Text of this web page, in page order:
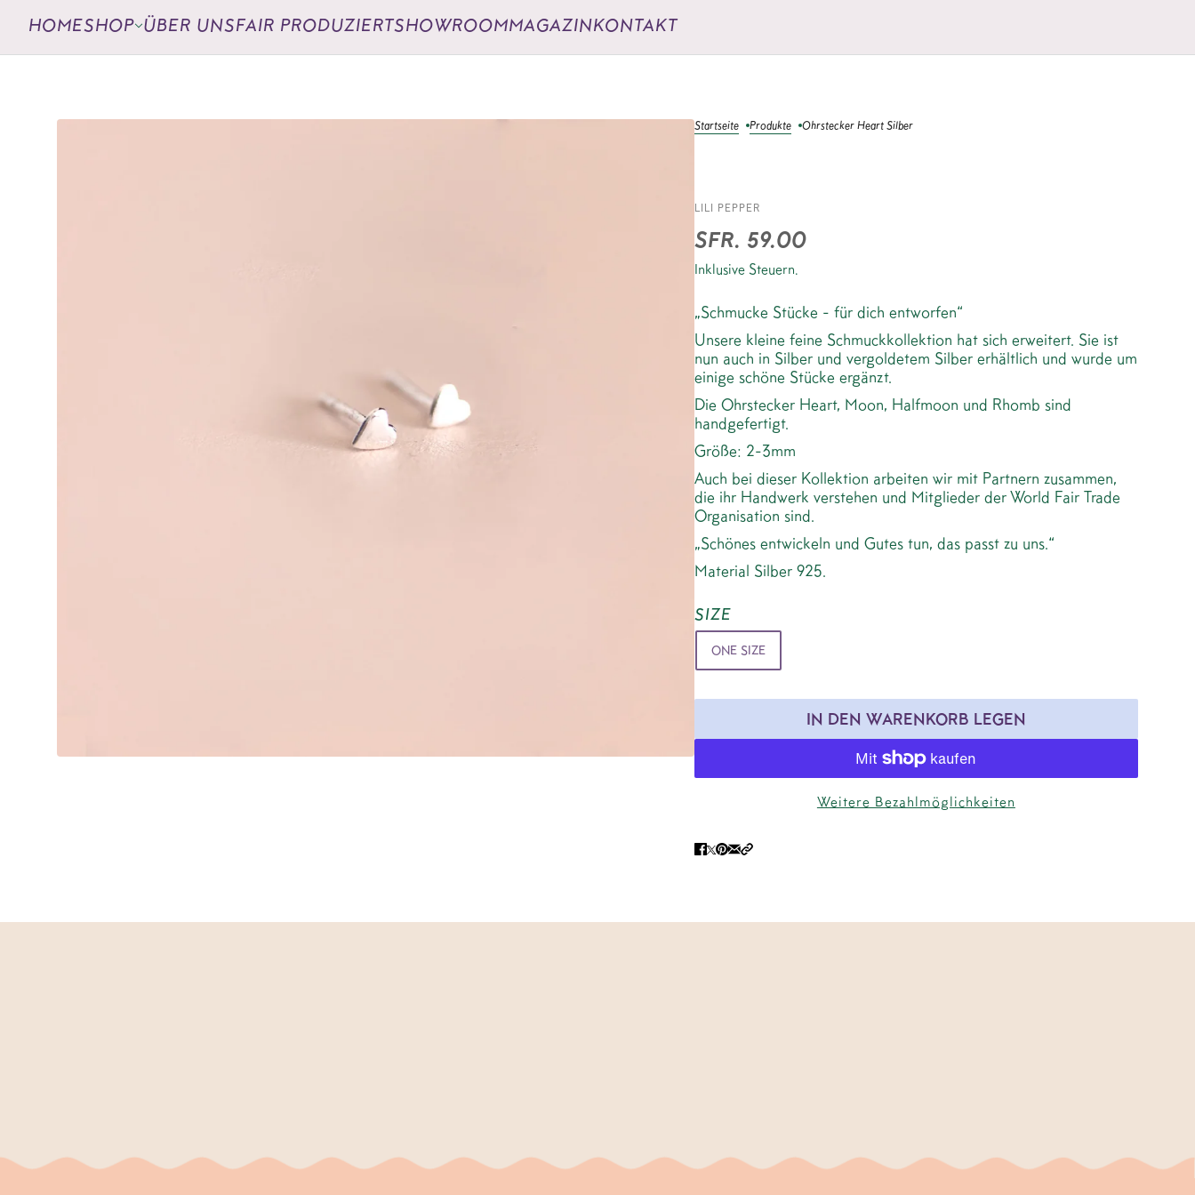
HOMESHOP ÜBER UNSFAIR PRODUZIERTSHOWROOMMAGAZINKONTAKT
Startseite Produkte Ohrstecker Heart Silber
OHRSTECKER HEART SILBER
LILI PEPPER
SFR. 59.00
Inklusive Steuern.
„Schmucke Stücke - für dich entworfen“
Unsere kleine feine Schmuckkollektion hat sich erweitert. Sie ist
nun auch in Silber und vergoldetem Silber erhältlich und wurde um
einige schöne Stücke ergänzt.
Die Ohrstecker Heart, Moon, Halfmoon und Rhomb sind
handgefertigt.
Größe: 2-3mm
Auch bei dieser Kollektion arbeiten wir mit Partnern zusammen,
die ihr Handwerk verstehen und Mitglieder der World Fair Trade
Organisation sind.
„Schönes entwickeln und Gutes tun, das passt zu uns.“
Material Silber 925.
SIZE
ONE SIZE
IN DEN WARENKORB LEGEN
Weitere Bezahlmöglichkeiten